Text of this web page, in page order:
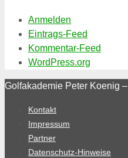
Anmelden
Eintrags-Feed
Kommentar-Feed
WordPress.org
Golfakademie Peter Koenig –
Kontakt
Impressum
Partner
Datenschutz-Hinweise